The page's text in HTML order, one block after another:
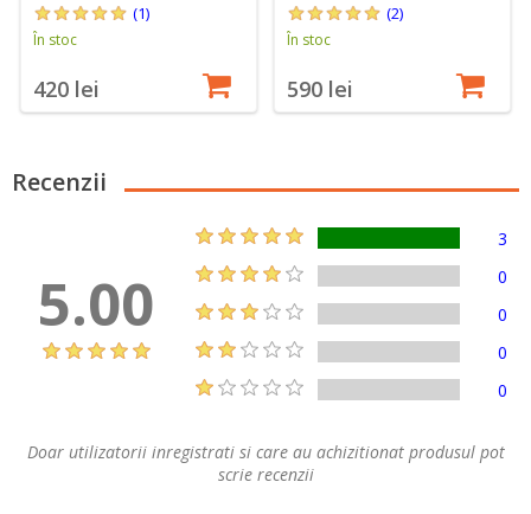
(1)
În stoc
420 lei
(2)
În stoc
590 lei
Recenzii
5.00
3
0
0
0
0
Doar utilizatorii inregistrati si care au achizitionat produsul pot
scrie recenzii